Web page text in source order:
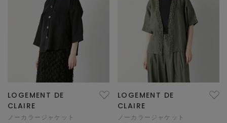
LOGEMENT DE
CLAIRE
ノーカラージャケット
LOGEMENT DE
CLAIRE
ノーカラージャケット